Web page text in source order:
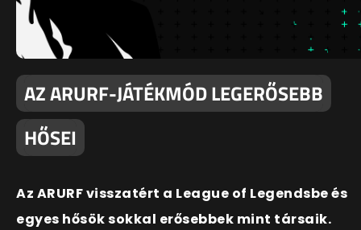
AZ ARURF-JÁTÉKMÓD LEGERŐSEBB
HŐSEI
Az ARURF visszatért a League of Legendsbe és
egyes hősök sokkal erősebbek mint társaik.